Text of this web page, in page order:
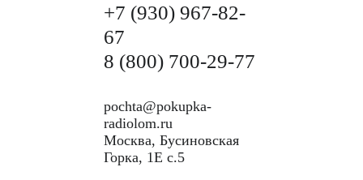
+7 (930) 967-82-
67
8 (800) 700-29-77
pochta@pokupka-
radiolom.ru
Москва, Бусиновская
Горка, 1Е с.5